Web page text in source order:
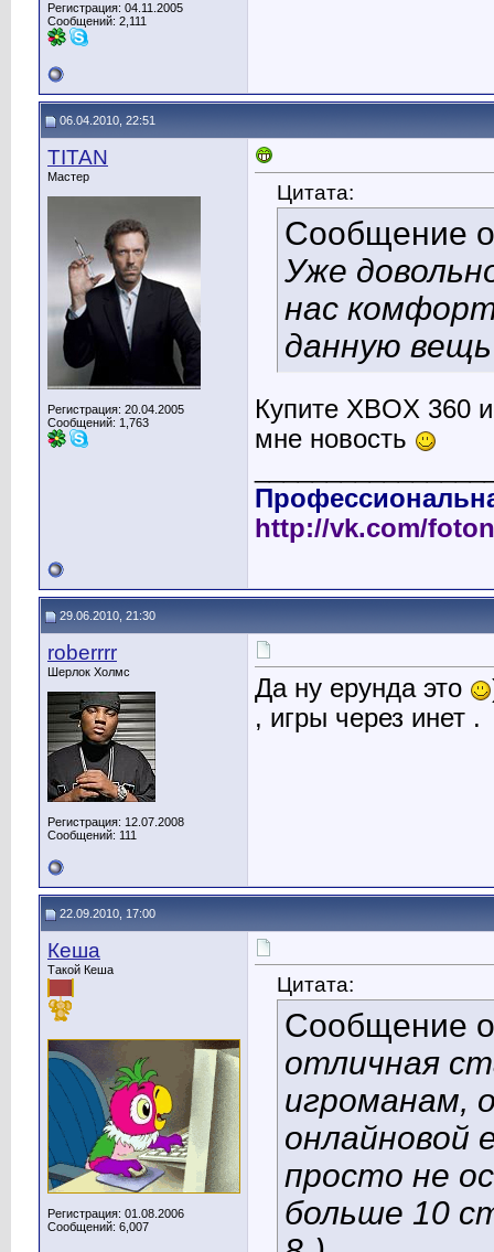
Регистрация: 04.11.2005
Сообщений: 2,111
06.04.2010, 22:51
TITAN
Мастер
Регистрация: 20.04.2005
Сообщений: 1,763
Цитата:
Сообщение
Уже
нас
данную
Купите XBOX 360
мне новость
http://vk.com/
29.06.2010, 21:30
roberrrr
Шерлок Холмс
Регистрация: 12.07.2008
Сообщений: 111
Да ну ерунда это
, игры через инет .
22.09.2010, 17:00
Кеша
Такой Кеша
Регистрация: 01.08.2006
Сообщений: 6,007
Цитата:
Сообщение
отличная
игроманам,
онлайновой
просто не
больше 10